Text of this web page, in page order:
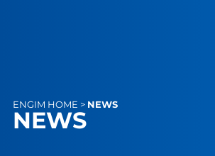
ENGIM HOME > NEWS
NEWS